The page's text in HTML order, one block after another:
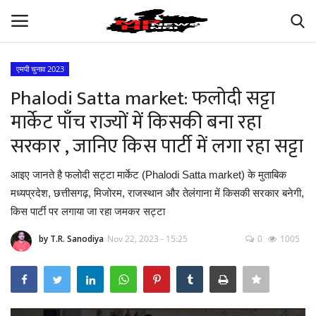
अपना मध्य प्रदेश
ऑटोमोबाइल
बिजनेस
मनोरंजन
खेल
एमपी चुनाव 2023
Phalodi Satta market: फलोदी सट्टा
मार्केट पाँच राज्यों में किसकी बना रहा
सरकार , जानिए किस पार्टी में लगा रहा सट्टा
आइए जानते है फलोदी सट्टा मार्केट (Phalodi Satta market) के मुताबिक
मध्यप्रदेश, छत्तीसगढ़, मिजोरम, राजस्थान और तेलंगाना में किसकी सरकार बनेगी,
किस पार्टी पर लगाया जा रहा जमकर सट्टा
by T.R. Sanodiya Nov 22, 2023 - 15:25 0 1005